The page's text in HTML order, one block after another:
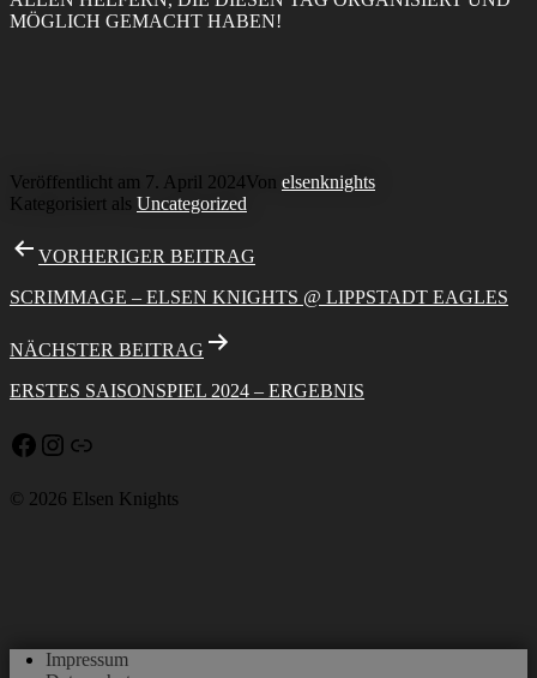
MÖGLICH GEMACHT HABEN!
Veröffentlicht am 7. April 2024Von elsenknights
Kategorisiert als Uncategorized
Beitragsnavigation
VORHERIGER BEITRAG
SCRIMMAGE – ELSEN KNIGHTS @ LIPPSTADT EAGLES
NÄCHSTER BEITRAG
ERSTES SAISONSPIEL 2024 – ERGEBNIS
Facebook
Instagram
Link
© 2026 Elsen Knights
Impressum